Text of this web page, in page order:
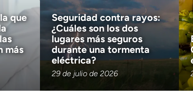
que
más
Seguridad contra rayos:
¿Cuáles son los dos
lugares más seguros
durante una tormenta
eléctrica?
29 de julio de 2026